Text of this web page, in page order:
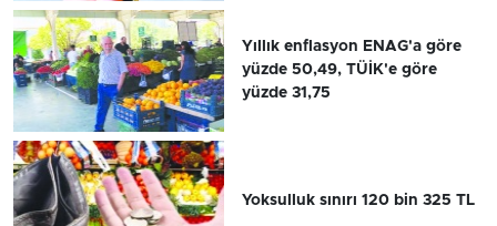
Yıllık enflasyon ENAG'a göre
yüzde 50,49, TÜİK'e göre
yüzde 31,75
Yoksulluk sınırı 120 bin 325 TL